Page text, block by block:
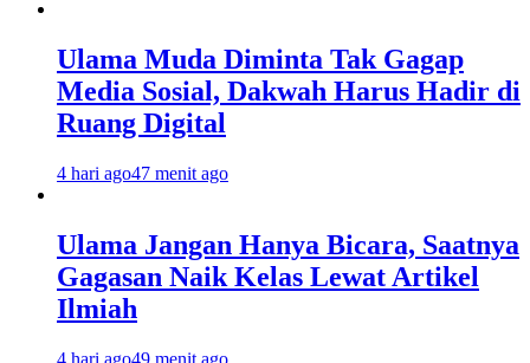
Ulama Muda Diminta Tak Gagap
Media Sosial, Dakwah Harus Hadir di
Ruang Digital
4 hari ago47 menit ago
Ulama Jangan Hanya Bicara, Saatnya
Gagasan Naik Kelas Lewat Artikel
Ilmiah
4 hari ago49 menit ago